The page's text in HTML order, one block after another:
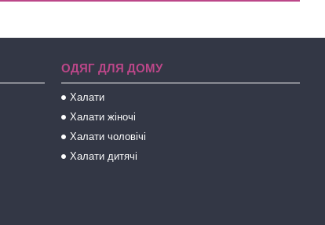
ОДЯГ ДЛЯ ДОМУ
Халати
Халати жіночі
Халати чоловічі
Халати дитячі